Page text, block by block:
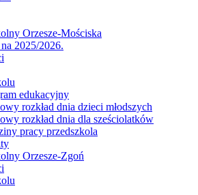
Orzesze-Mościska
2025/2026.
edukacyjny
rozkład dnia dzieci młodszych
rozkład dnia dla sześciolatków
pracy przedszkola
Orzesze-Zgoń